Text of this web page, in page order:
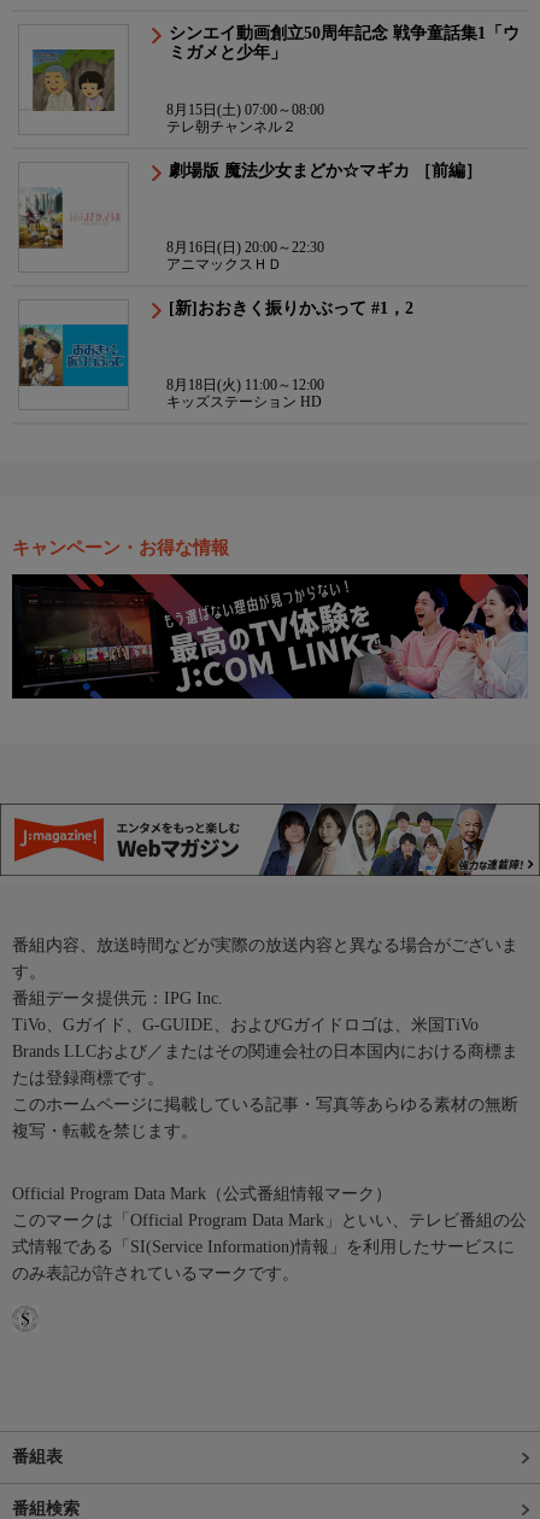
シンエイ動画創立50周年記念 戦争童話集1「ウ
ミガメと少年」
8月15日(土) 07:00～08:00
テレ朝チャンネル２
劇場版 魔法少女まどか☆マギカ ［前編］
8月16日(日) 20:00～22:30
アニマックスＨＤ
[新]おおきく振りかぶって #1，2
8月18日(火) 11:00～12:00
キッズステーション HD
キャンペーン・お得な情報
番組内容、放送時間などが実際の放送内容と異なる場合がございま
す。
番組データ提供元：IPG Inc.
TiVo、Gガイド、G-GUIDE、およびGガイドロゴは、米国TiVo
Brands LLCおよび／またはその関連会社の日本国内における商標ま
たは登録商標です。
このホームページに掲載している記事・写真等あらゆる素材の無断
複写・転載を禁じます。
Official Program Data Mark（公式番組情報マーク）
このマークは「Official Program Data Mark」といい、テレビ番組の公
式情報である「SI(Service Information)情報」を利用したサービスに
のみ表記が許されているマークです。
番組表
番組検索